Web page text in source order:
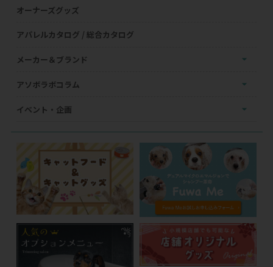
オーナーズグッズ
アパレルカタログ / 総合カタログ
メーカー＆ブランド
アソボラボコラム
イベント・企画